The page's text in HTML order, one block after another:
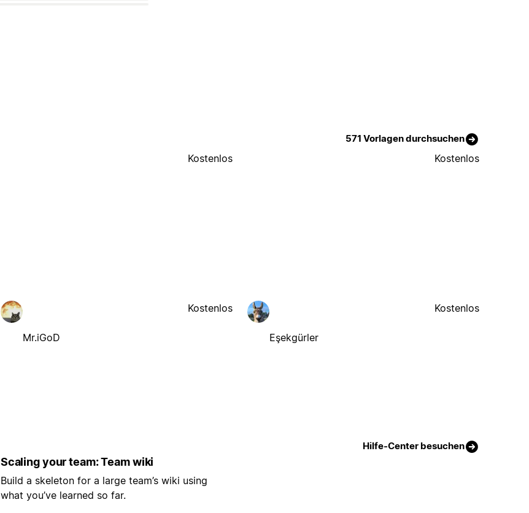
571 Vorlagen durchsuchen
Kostenlos Kostenlos
Mr.iGoD
Kostenlos
Eşekgürler
Kostenlos
Hilfe-Center besuchen
Scaling your team: Team wiki
Build a skeleton for a large team’s wiki using
what you’ve learned so far.